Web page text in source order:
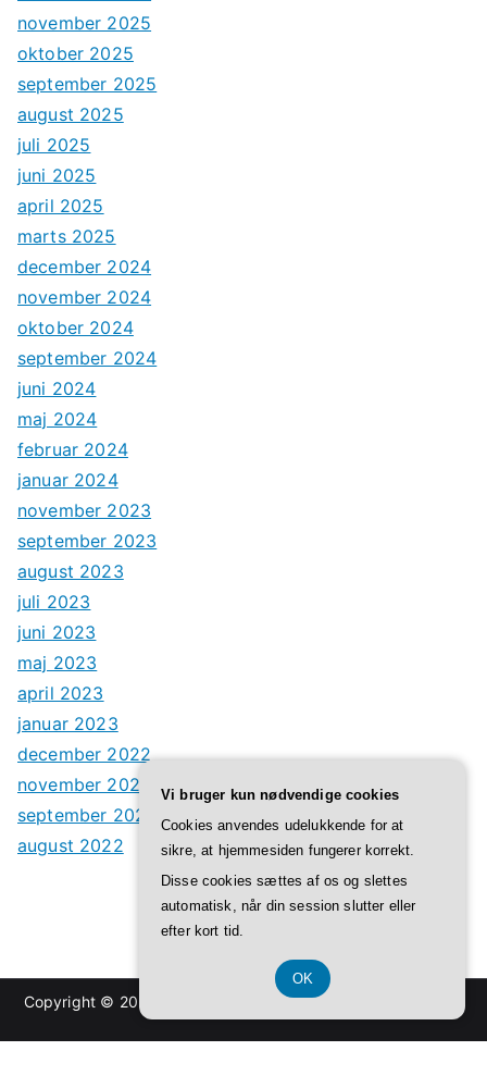
november 2025
oktober 2025
september 2025
august 2025
juli 2025
juni 2025
april 2025
marts 2025
december 2024
november 2024
oktober 2024
september 2024
juni 2024
maj 2024
februar 2024
januar 2024
november 2023
september 2023
august 2023
juli 2023
juni 2023
maj 2023
april 2023
januar 2023
december 2022
november 2022
september 2022
august 2022
Copyright © 2026 . Powered byZakra
Vi bruger kun nødvendige cookies
Cookies anvendes udelukkende for at
sikre, at hjemmesiden fungerer korrekt.
Disse cookies sættes af os og slettes
automatisk, når din session slutter eller
efter kort tid.
OK